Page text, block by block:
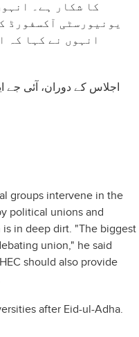
کا شکار ہے۔
یونیورسٹی آکسفورڈ
انہوں نے کہا کہ
اجلاس کے دوران، آئی جے
groups intervene in the
political unions and
in deep dirt. "The biggest
union," he said
should also provide
after Eid-ul-Adha.